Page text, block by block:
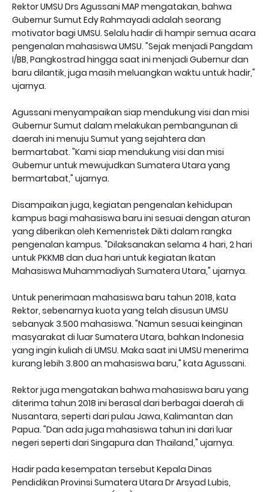
Rektor UMSU Drs Agussani MAP mengatakan, bahwa
Gubernur Sumut Edy Rahmayadi adalah seorang
motivator bagi UMSU. Selalu hadir di hampir semua acara
pengenalan mahasiswa UMSU. "Sejak menjadi Pangdam
I/BB, Pangkostrad hingga saat ini menjadi Gubernur dan
baru dilantik, juga masih meluangkan waktu untuk hadir,"
ujarnya.
Agussani menyampaikan siap mendukung visi dan misi
Gubernur Sumut dalam melakukan pembangunan di
daerah ini menuju Sumut yang sejahtera dan
bermartabat. "Kami siap mendukung visi dan misi
Gubernur untuk mewujudkan Sumatera Utara yang
bermartabat," ujarnya.
Disampaikan juga, kegiatan pengenalan kehidupan
kampus bagi mahasiswa baru ini sesuai dengan aturan
yang diberikan oleh Kemenristek Dikti dalam rangka
pengenalan kampus. "Dilaksanakan selama 4 hari, 2 hari
untuk PKKMB dan dua hari untuk kegiatan Ikatan
Mahasiswa Muhammadiyah Sumatera Utara," ujarnya.
Untuk penerimaan mahasiswa baru tahun 2018, kata
Rektor, sebenarnya kuota yang telah disusun UMSU
sebanyak 3.500 mahasiswa. "Namun sesuai keinginan
masyarakat di luar Sumatera Utara, bahkan Indonesia
yang ingin kuliah di UMSU. Maka saat ini UMSU menerima
kurang lebih 3.800 an mahasiswa baru," kata Agussani.
Rektor juga mengatakan bahwa mahasiswa baru yang
diterima tahun 2018 ini berasal dari berbagai daerah di
Nusantara, seperti dari pulau Jawa, Kalimantan dan
Papua. "Dan ada juga mahasiswa tahun ini dari luar
negeri seperti dari Singapura dan Thailand," ujarnya.
Hadir pada kesempatan tersebut Kepala Dinas
Pendidikan Provinsi Sumatera Utara Dr Arsyad Lubis,